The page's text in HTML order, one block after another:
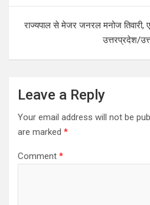
राज्यपाल से मेजर जनरल मनोज
उत्तरप्रदेश/
Leave a Reply
Your email address will not be
are marked *
Comment *